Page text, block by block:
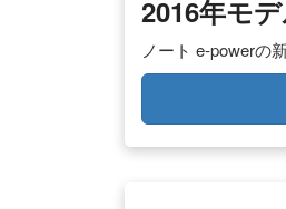
2016年モ
ノート e-powerの